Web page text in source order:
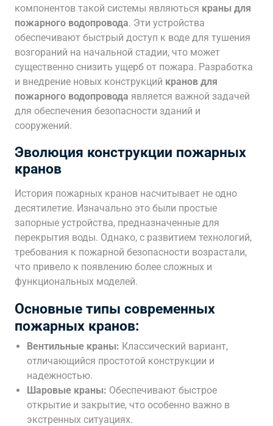
компонентов такой системы являються краны для
пожарного водопровода. Эти устройства
обеспечивают быстрый доступ к воде для тушения
возгораний на начальной стадии, что может
существенно снизить ущерб от пожара. Разработка
и внедрение новых конструкций кранов для
пожарного водопровода является важной задачей
для обеспечения безопасности зданий и
сооружений.
Эволюция конструкции пожарных
кранов
История пожарных кранов насчитывает не одно
десятилетие. Изначально это были простые
запорные устройства, предназначенные для
перекрытия воды. Однако, с развитием технологий,
требования к пожарной безопасности возрастали,
что привело к появлению более сложных и
функциональных моделей.
Основные типы современных
пожарных кранов:
Вентильные краны: Классический вариант,
отличающийся простотой конструкции и
надежностью.
Шаровые краны: Обеспечивают быстрое
открытие и закрытие, что особенно важно в
экстренных ситуациях.